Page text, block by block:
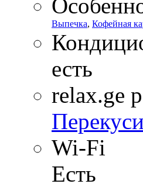
Выпечка, Кофейная
есть
relax.ge
Wi-Fi
Есть